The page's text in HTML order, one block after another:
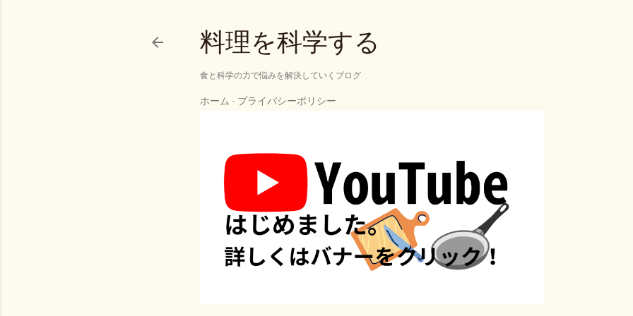
料理を科学する
食と科学の力で悩みを解決していくブログ
ホーム プライバシーポリシー